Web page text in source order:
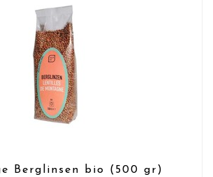
Berglinsen bio (500 gr)